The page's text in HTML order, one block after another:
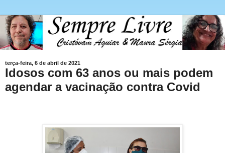
terça-feira, 6 de abril de 2021
Idosos com 63 anos ou mais podem
agendar a vacinação contra Covid